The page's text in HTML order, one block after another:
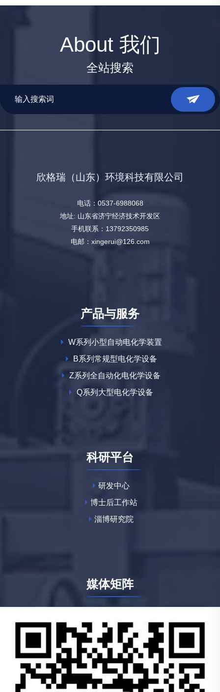
About 我们
全站搜索
欣格瑞（山东）环境科技有限公司
电话：0537-6988068
地址: 山东省济宁经济技术开发区
手机联系：13792350985
电邮：xingerui@126.com
产品与服务
W系列小型自动电化学装置
B系列常规型电化学设备
Z系列全自动化电化学设备
Q系列大型电化学设备
科研平台
研发中心
博士后工作站
淄博研究院
媒体矩阵